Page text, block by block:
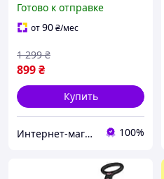
Деревянный торт на день
рождения, детская
чаепития
Готово к отправке
от90₴/мес
899₴
1 299 ₴
Купить
Интернет-магазин Smart&Green - все для твоего дома и сада 100%